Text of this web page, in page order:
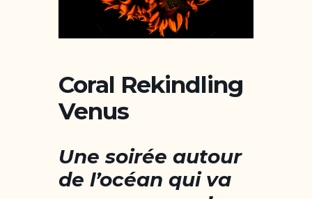
Coral Rekindling
Venus
Une soirée autour
de l’océan qui va